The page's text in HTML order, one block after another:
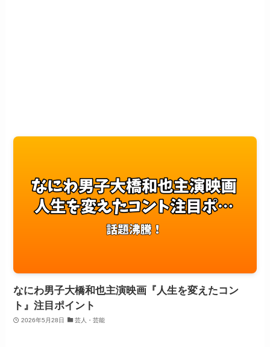
なにわ男子大橋和也主演映画『人生を変えたコン
ト』注目ポイント
2026年5月28日 芸人・芸能